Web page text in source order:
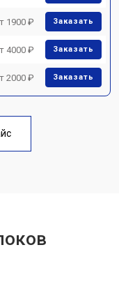
1900 ₽ Заказать
4000 ₽ Заказать
2000 ₽ Заказать